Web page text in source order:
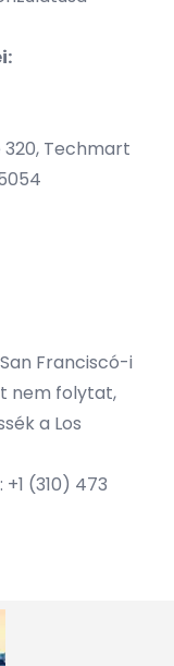
320, Techmart
Franciscó-i
nem folytat,
a Los
(310) 473